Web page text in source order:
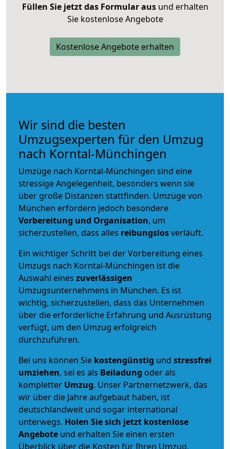
Füllen Sie jetzt das Formular ausund erhalten
Sie kostenlose Angebote
Kostenlose Angebote erhalten
Wir sind die besten
Umzugsexperten für den Umzug
nach Korntal-Münchingen
Umzüge nach Korntal-Münchingen sind eine
stressige Angelegenheit, besonders wenn sie
über große Distanzen stattfinden. Umzüge von
München erfordern jedoch besondere
Vorbereitung und Organisation, um
sicherzustellen, dass alles reibungslosverläuft.
Ein wichtiger Schritt bei der Vorbereitung eines
Umzugs nach Korntal-Münchingen ist die
Auswahl eines zuverlässigen
Umzugsunternehmens in München. Es ist
wichtig, sicherzustellen, dass das Unternehmen
über die erforderliche Erfahrung und Ausrüstung
verfügt, um den Umzug erfolgreich
durchzuführen.
Bei uns können Sie kostengünstig und stressfrei
umziehen, sei es als Beiladung oder als
kompletter Umzug. Unser Partnernetzwerk, das
wir über die Jahre aufgebaut haben, ist
deutschlandweit und sogar international
unterwegs. Holen Sie sich jetzt kostenlose
Angebote und erhalten Sie einen ersten
Überblick über die Kosten für Ihren Umzug.